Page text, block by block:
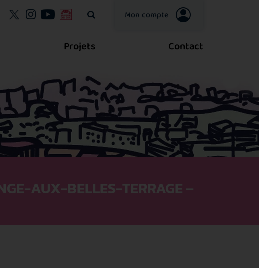
Projets Contact
Mon compte
AUX-BELLES-TERRAGE –